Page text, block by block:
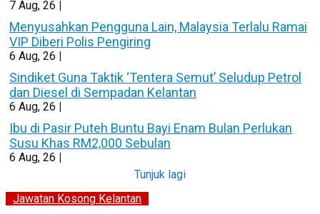
7 Aug, 26 |
Menyusahkan Pengguna Lain, Malaysia Terlalu Ramai
VIP Diberi Polis Pengiring
6 Aug, 26 |
Sindiket Guna Taktik ‘Tentera Semut’ Seludup Petrol
dan Diesel di Sempadan Kelantan
6 Aug, 26 |
Ibu di Pasir Puteh Buntu Bayi Enam Bulan Perlukan
Susu Khas RM2,000 Sebulan
6 Aug, 26 |
Tunjuk lagi
Jawatan Kosong Kelantan